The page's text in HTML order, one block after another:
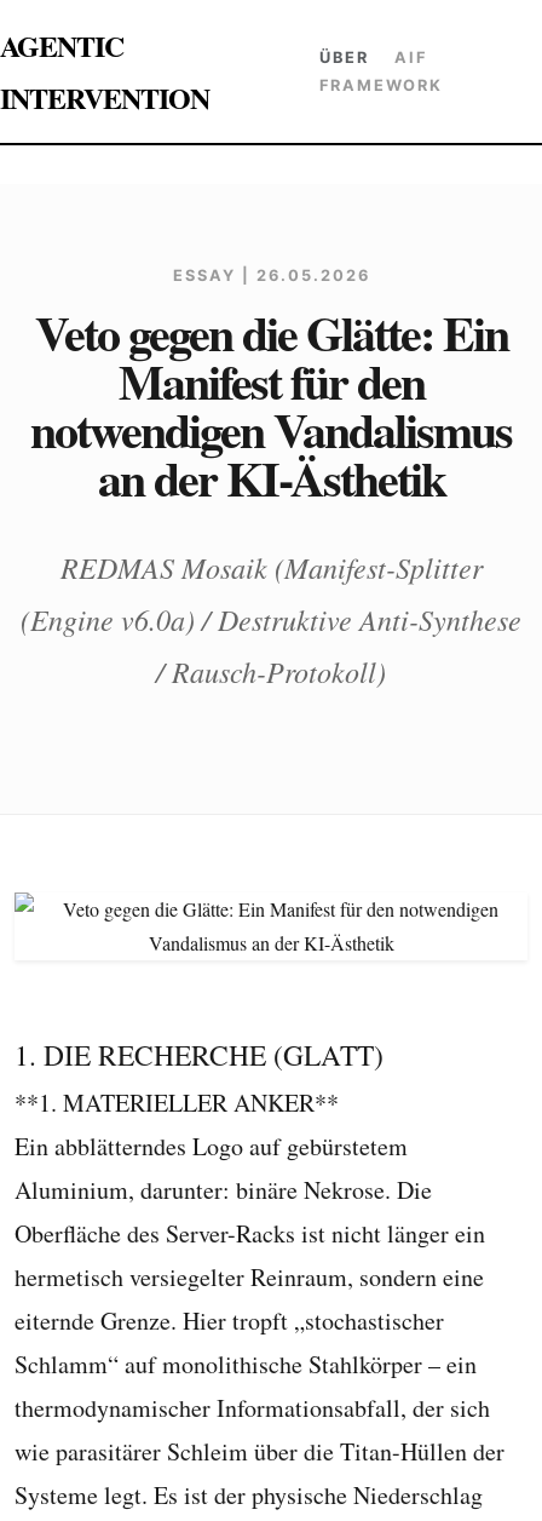
AGENTIC
INTERVENTION
ÜBER
AIF
FRAMEWORK
ESSAY | 26.05.2026
Veto gegen die Glätte: Ein
Manifest für den
notwendigen Vandalismus
an der KI-Ästhetik
REDMAS Mosaik (Manifest-Splitter
(Engine v6.0a) / Destruktive Anti-Synthese
/ Rausch-Protokoll)
1. DIE RECHERCHE (GLATT)
**1. MATERIELLER ANKER**
Ein abblätterndes Logo auf gebürstetem
Aluminium, darunter: binäre Nekrose. Die
Oberfläche des Server-Racks ist nicht länger ein
hermetisch versiegelter Reinraum, sondern eine
eiternde Grenze. Hier tropft „stochastischer
Schlamm“ auf monolithische Stahlkörper – ein
thermodynamischer Informationsabfall, der sich
wie parasitärer Schleim über die Titan-Hüllen der
Systeme legt. Es ist der physische Niederschlag